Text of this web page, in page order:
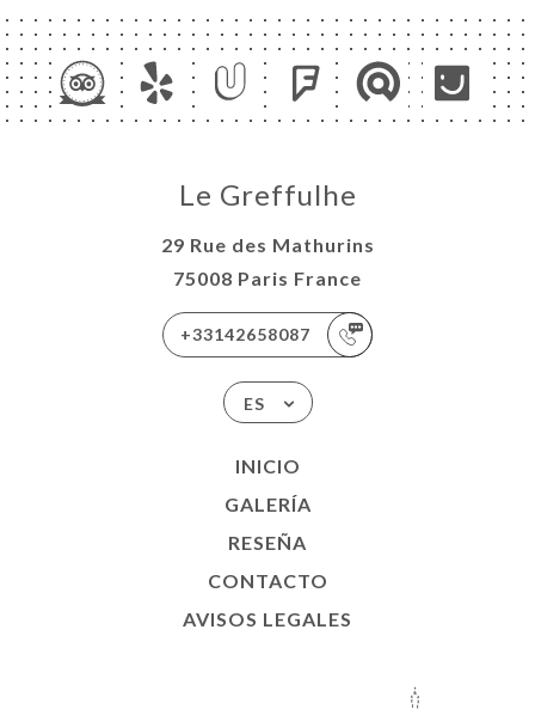
Le Greffulhe
29 Rue des Mathurins
75008 Paris France
+33142658087
ES
INICIO
GALERÍA
RESEÑA
CONTACTO
AVISOS LEGALES